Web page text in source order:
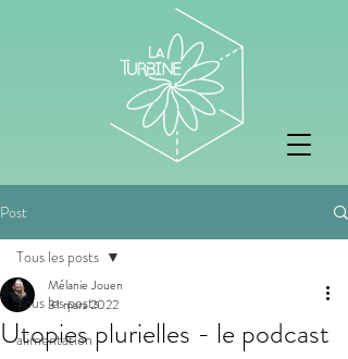
Post
Tous les posts
alimentation
Tous les posts
Utopies plurielles - le podcast
Mélanie Jouen
31 mars 2022